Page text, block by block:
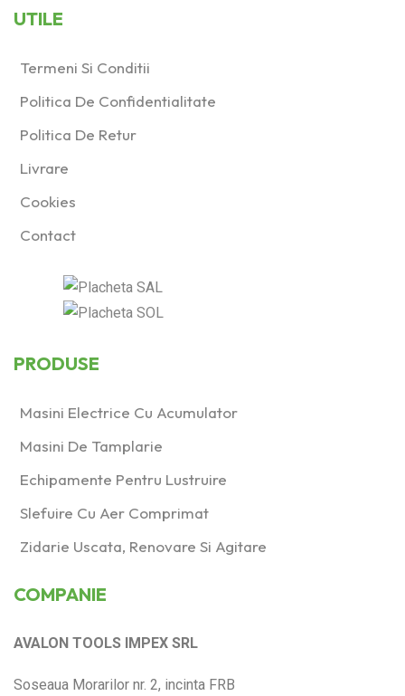
UTILE
Termeni Si Conditii
Politica De Confidentialitate
Politica De Retur
Livrare
Cookies
Contact
PRODUSE
Masini Electrice Cu Acumulator
Masini De Tamplarie
Echipamente Pentru Lustruire
Slefuire Cu Aer Comprimat
Zidarie Uscata, Renovare Si Agitare
COMPANIE
AVALON TOOLS IMPEX SRL
Soseaua Morarilor nr. 2, incinta FRB